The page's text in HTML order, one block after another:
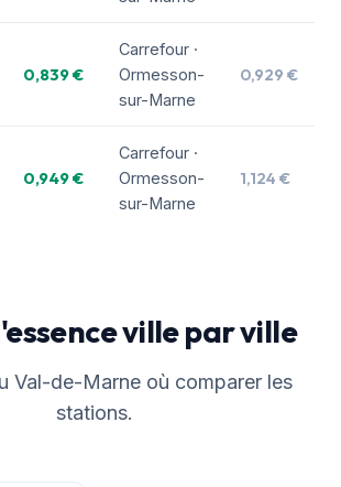
0,839 €
Carrefour ·
Ormesson-
sur-Marne
0,929 €
0,949 €
Carrefour ·
Ormesson-
sur-Marne
1,124 €
ville par ville
Val-de-Marne où comparer les
stations.